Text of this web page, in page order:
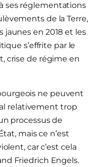
ses réglementations
de la Terre,
en 2018 et les
s’effrite par le
crise de régime en
ne peuvent
relativement trop
processus de
mais ce n’est
car c’est cela
Friedrich Engels.